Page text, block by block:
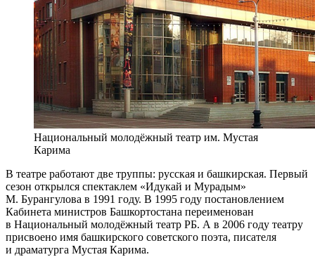
Национальный молодёжный театр им. Мустая
Карима
В театре работают две труппы: русская и башкирская. Первый
сезон открылся спектаклем «Идукай и Мурадым»
М. Бурангулова в 1991 году. В 1995 году постановлением
Кабинета министров Башкортостана переименован
в Национальный молодёжный театр РБ. А в 2006 году театру
присвоено имя башкирского советского поэта, писателя
и драматурга Мустая Карима.